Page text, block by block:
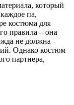
который
па,
костюма для
правила – она
не должна
Однако костюм
партнера,